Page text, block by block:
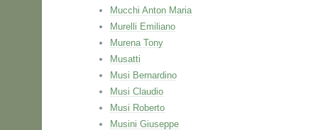
Mucchi Anton Maria
Murelli Emiliano
Murena Tony
Musatti
Musi Bernardino
Musi Claudio
Musi Roberto
Musini Giuseppe